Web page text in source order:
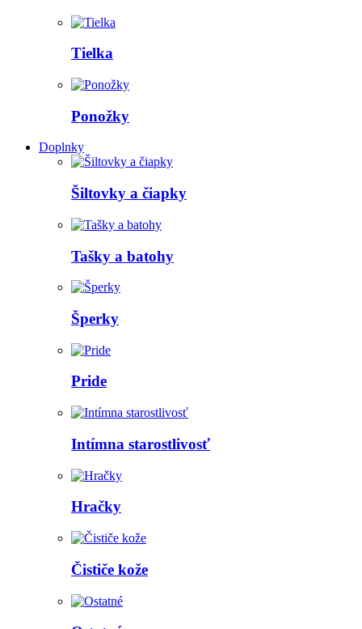
Tielka
Ponožky
Doplnky
Šiltovky a čiapky
Tašky a batohy
Šperky
Pride
Intímna starostlivosť
Hračky
Čističe kože